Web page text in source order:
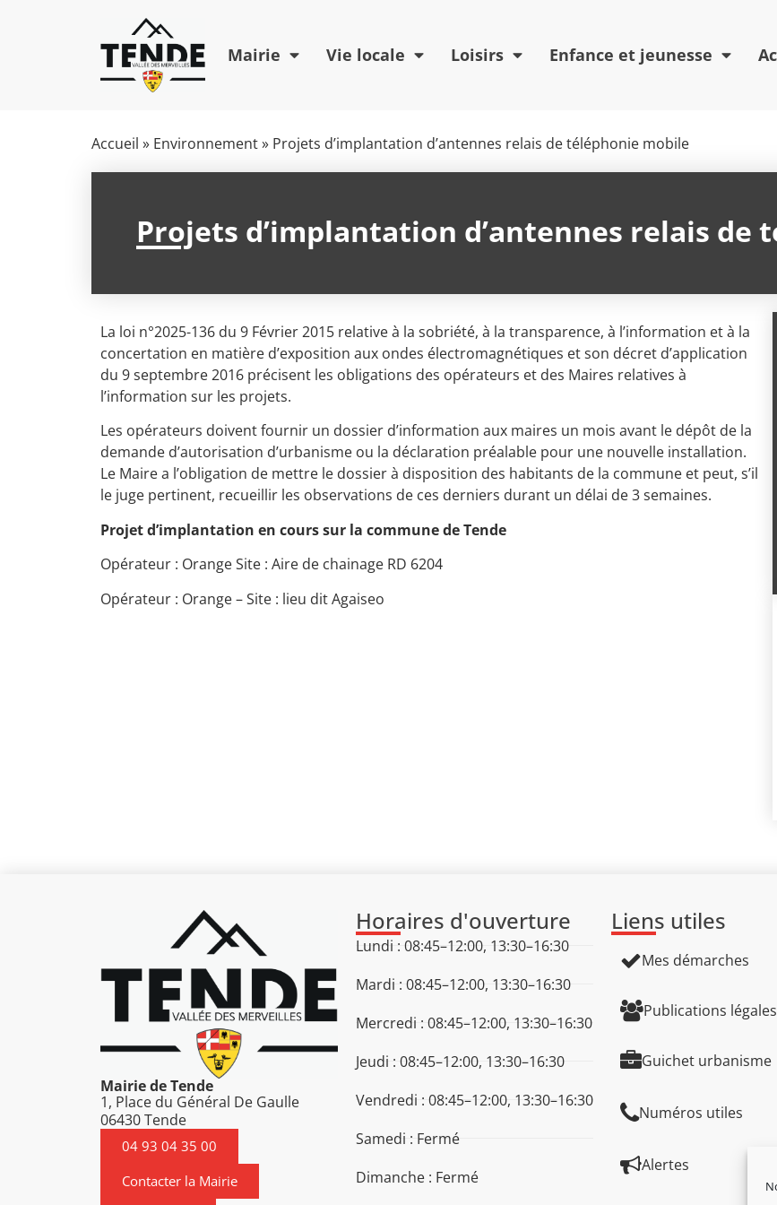
Mairie Vie locale Loisirs Enfance et jeunesse
Accueil » Environnement» Projets d’implantation d’antennes relais de téléphonie mobile
Projets d’implantation d’antennes relais de
La loi n°2025-136 du 9 Février 2015 relative à la sobriété, à la transparence, à l’information et à la
concertation en matière d’exposition aux ondes électromagnétiques et son décret d’application
du 9 septembre 2016 précisent les obligations des opérateurs et des Maires relatives à
l’information sur les projets.
Les opérateurs doivent fournir un dossier d’information aux maires un mois avant le dépôt de la
demande d’autorisation d’urbanisme ou la déclaration préalable pour une nouvelle installation.
Le Maire a l’obligation de mettre le dossier à disposition des habitants de la commune et peut, s’il
le juge pertinent, recueillir les observations de ces derniers durant un délai de 3 semaines.
Projet d’implantation en cours sur la commune de Tende
Opérateur : Orange Site : Aire de chainage RD 6204
Opérateur : Orange – Site : lieu ditAgaiseo
Mairie de Tende
1, Place du Général De Gaulle
06430 Tende
04 93 04 35 00
Contacter la Mairie
Horaires d'ouverture
Lundi : 08:45–12:00, 13:30–16:30
Mardi : 08:45–12:00, 13:30–16:30
Mercredi : 08:45–12:00, 13:30–16:30
Jeudi : 08:45–12:00, 13:30–16:30
Vendredi : 08:45–12:00, 13:30–16:30
Samedi : Fermé
Dimanche : Fermé
Liens utiles
Mes démarches
Publications légales
Guichet urbanisme
Numéros utiles
Alertes